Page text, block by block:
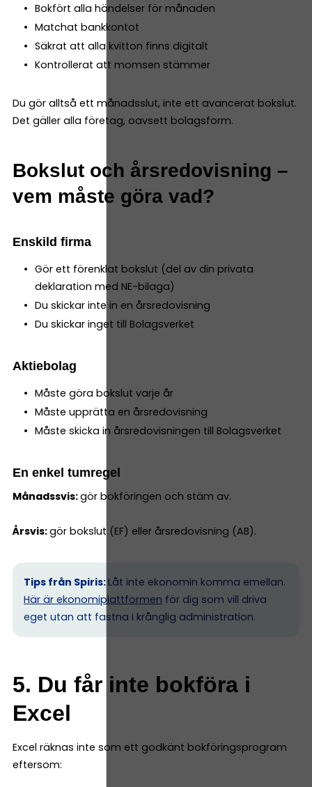
Bokfört alla händelser för månaden
Matchat bankkontot
Säkrat att alla kvitton finns digitalt
Kontrollerat att momsen stämmer
Du gör alltså ett månadsslut, inte ett avancerat bokslut.
Det gäller alla företag, oavsett bolagsform.
Bokslut och årsredovisning –
vem måste göra vad?
Enskild firma
Gör ett förenklat bokslut (del av din privata
deklaration med NE-bilaga)
Du skickar inte in en årsredovisning
Du skickar inget till Bolagsverket
Aktiebolag
Måste göra bokslut varje år
Måste upprätta en årsredovisning
Måste skicka in årsredovisningen till Bolagsverket
En enkel tumregel
Månadssvis:gör bokföringen och stäm av.
Årsvis:gör bokslut (EF) eller årsredovisning (AB).
Tips från Spiris: Låt inte ekonomin komma emellan.
Här är ekonomiplattformen för dig som vill driva
eget utan att fastna i krånglig administration.
5. Du får inte bokföra i
Excel
Excel räknas inte som ett godkänt bokföringsprogram
eftersom: